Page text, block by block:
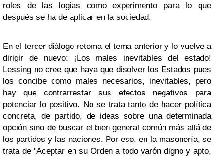
roles de las logias como experimento para lo que
después se ha de aplicar en la sociedad.
En el tercer diálogo retoma el tema anterior y lo vuelve a
dirigir de nuevo: ¡Los males inevitables del estado!
Lessing no cree que haya que disolver los Estados pues
los concibe como males necesarios, inevitables, pero
hay que contrarrestar sus efectos negativos para
potenciar lo positivo. No se trata tanto de hacer política
concreta, de partido, de ideas sobre una determinada
opción sino de buscar el bien general común más allá de
los partidos y las naciones. Por eso, en la masonería, se
trata de "Aceptar en su Orden a todo varón digno y apto,